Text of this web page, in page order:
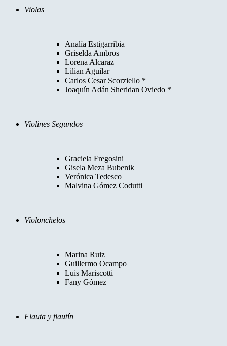
Violas
Analía Estigarribia
Griselda Ambros
Lorena Alcaraz
Lilian Aguilar
Carlos Cesar Scorziello *
Joaquín Adán Sheridan Oviedo *
Violines Segundos
Graciela Fregosini
Gisela Meza Bubenik
Verónica Tedesco
Malvina Gómez Codutti
Violonchelos
Marina Ruiz
Guillermo Ocampo
Luis Mariscotti
Fany Gómez
Flauta y flautín